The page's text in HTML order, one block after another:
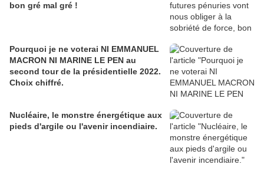
bon gré mal gré !
Pourquoi je ne voterai NI EMMANUEL
MACRON NI MARINE LE PEN au
second tour de la présidentielle 2022.
Choix chiffré.
Nucléaire, le monstre énergétique aux
pieds d'argile ou l'avenir incendiaire.